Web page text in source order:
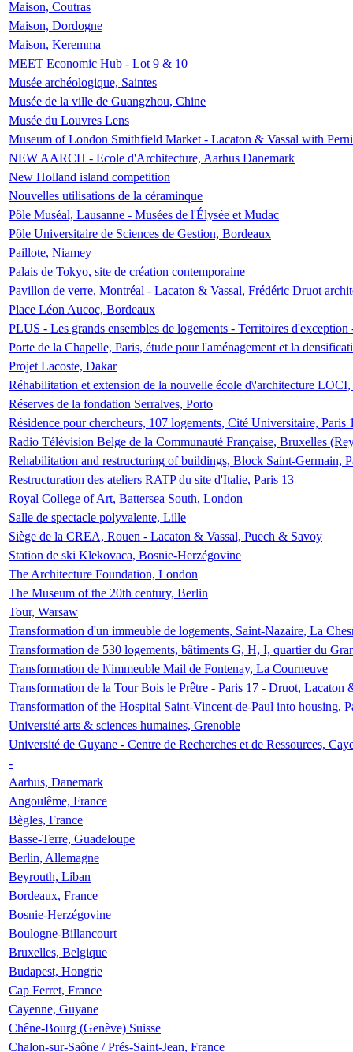
Maison, Coutras
Maison, Dordogne
Maison, Keremma
MEET Economic Hub - Lot 9 & 10
Musée archéologique, Saintes
Musée de la ville de Guangzhou, Chine
Musée du Louvres Lens
Museum of London Smithfield Market - Lacaton & Vassal with
NEW AARCH - Ecole d'Architecture, Aarhus Danemark
New Holland island competition
Nouvelles utilisations de la céraminque
Pôle Muséal, Lausanne - Musées de l'Élysée et Mudac
Pôle Universitaire de Sciences de Gestion, Bordeaux
Paillote, Niamey
Palais de Tokyo, site de création contemporaine
Pavillon de verre, Montréal - Lacaton & Vassal, Frédéric Druot
Place Léon Aucoc, Bordeaux
PLUS - Les grands ensembles de logements - Territoires
Porte de la Chapelle, Paris, étude pour l'aménagement et la
Projet Lacoste, Dakar
Réhabilitation et extension de la nouvelle école d\'architecture
Réserves de la fondation Serralves, Porto
Résidence pour chercheurs, 107 logements, Cité Universitaire, Paris
Radio Télévision Belge de la Communauté Française, Bruxelles
Rehabilitation and restructuring of buildings, Block Saint-Germain,
Restructuration des ateliers RATP du site d'Italie, Paris 13
Royal College of Art, Battersea South, London
Salle de spectacle polyvalente, Lille
Siège de la CREA, Rouen - Lacaton & Vassal, Puech & Savoy
Station de ski Klekovaca, Bosnie-Herzégovine
The Architecture Foundation, London
The Museum of the 20th century, Berlin
Tour, Warsaw
Transformation d'un immeuble de logements, Saint-Nazaire, La
Transformation de 530 logements, bâtiments G, H, I, quartier du
Transformation de l\'immeuble Mail de Fontenay, La Courneuve
Transformation de la Tour Bois le Prêtre - Paris 17 - Druot, Lacaton
Transformation of the Hospital Saint-Vincent-de-Paul into housing,
Université arts & sciences humaines, Grenoble
Université de Guyane - Centre de Recherches et de Ressources,
-
Aarhus, Danemark
Angoulême, France
Bègles, France
Basse-Terre, Guadeloupe
Berlin, Allemagne
Beyrouth, Liban
Bordeaux, France
Bosnie-Herzégovine
Boulogne-Billancourt
Bruxelles, Belgique
Budapest, Hongrie
Cap Ferret, France
Cayenne, Guyane
Chêne-Bourg (Genève) Suisse
Chalon-sur-Saône / Prés-Saint-Jean, France